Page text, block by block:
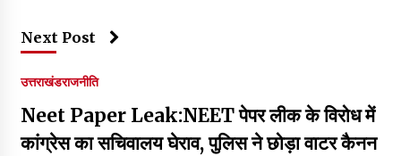
Next Post
उत्तराखंडराजनीति
Neet Paper Leak:NEET पेपर लीक के विरोध में
कांग्रेस का सचिवालय घेराव, पुलिस ने छोड़ा वाटर कैनन